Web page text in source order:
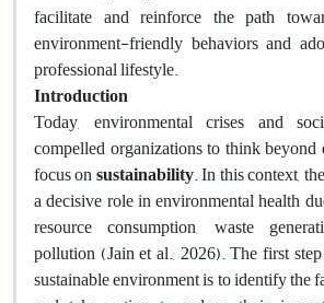
facilitate and reinforce the path
environment-friendly behaviors and
professional lifestyle.
Introduction
Today, environmental crises and
compelled organizations to think
focus onsustainability. In this context,
a decisive role in environmental health
resource consumption, waste
pollution (Jain et al., 2026). The first
sustainable environment is to identify the